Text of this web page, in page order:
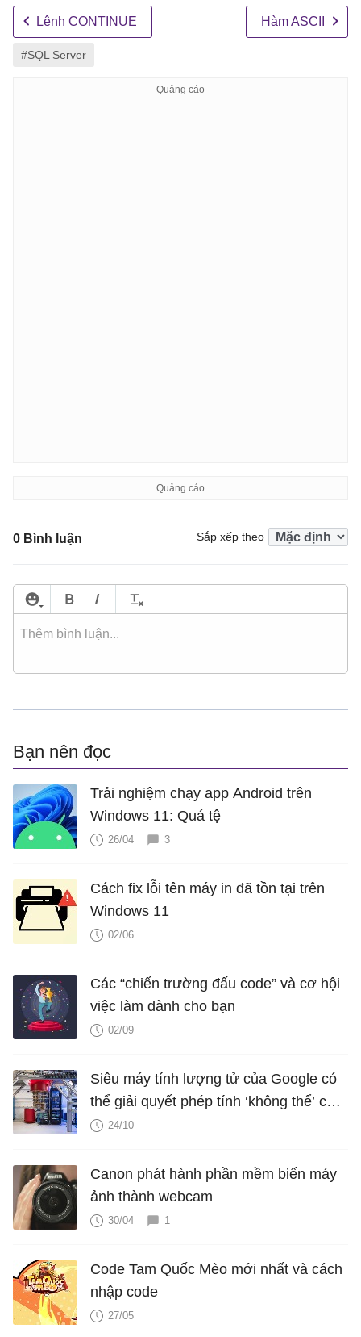
Lệnh CONTINUE Hàm ASCII
#SQL Server
0 Bình luận Sắp xếp theo
Bạn nên đọc
Trải nghiệm chạy app Android trên
Windows 11: Quá tệ
26/04 3
Cách fix lỗi tên máy in đã tồn tại trên
Windows 11
02/06
Các “chiến trường đấu code” và cơ hội
việc làm dành cho bạn
02/09
Siêu máy tính lượng tử của Google có
thể giải quyết phép tính ‘không thể’ chỉ
trong 200 giây
24/10
Canon phát hành phần mềm biến máy
ảnh thành webcam
30/04 1
Code Tam Quốc Mèo mới nhất và cách
nhập code
27/05